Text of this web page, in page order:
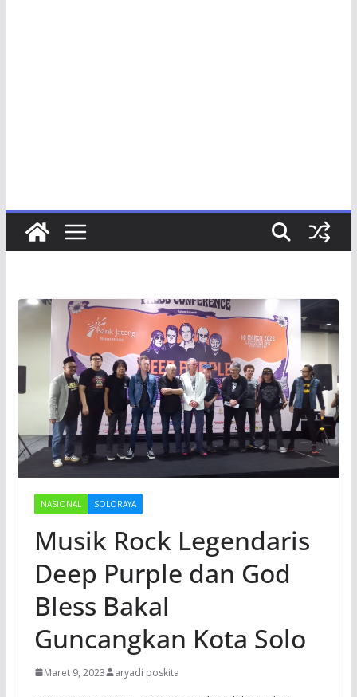
NASIONAL SOLORAYA
Musik Rock Legendaris
Deep Purple dan God
Bless Bakal
Guncangkan Kota Solo
Maret 9, 2023 aryadi poskita